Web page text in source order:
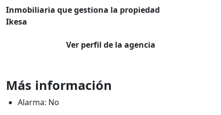
Inmobiliaria que gestiona la propiedad
Ikesa
Ver perfil de la agencia
Más información
Alarma: No